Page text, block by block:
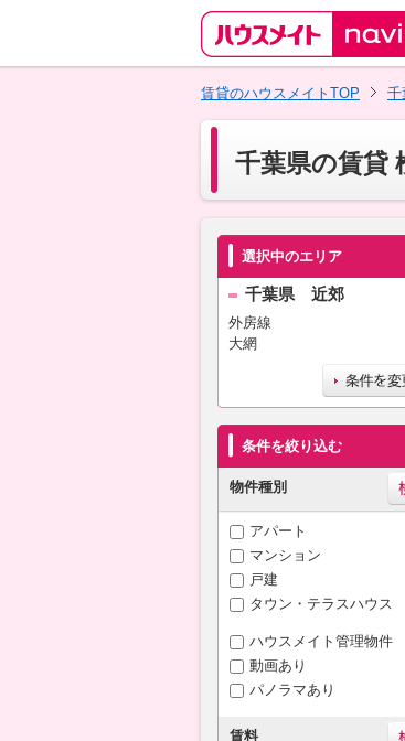
賃貸のハウスメイトTOP
千
千葉県の賃貸
選択中のエリア
千葉県 近郊
外房線
大網
条件を絞り込む
物件種別
アパート
マンション
戸建
タウン・テラスハウス
ハウスメイト管理物件
動画あり
パノラマあり
賃料